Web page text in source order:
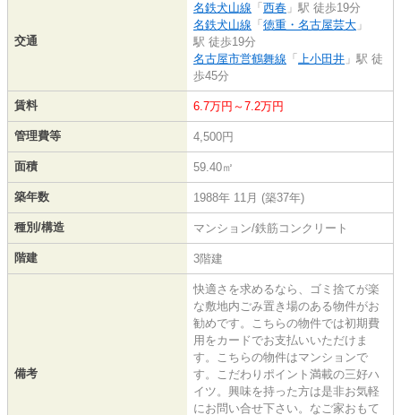
交通
名鉄犬山線 「 西春 」駅 徒歩19分
名鉄犬山線 「 徳重・名古屋芸大 」
駅 徒歩19分
名古屋市営鶴舞線 「 上小田井 」駅 徒
歩45分
賃料 6.7万円～7.2万円
管理費等 4,500円
面積 59.40㎡
築年数 1988年 11月 (築37年)
種別/構造 マンション/鉄筋コンクリート
階建 3階建
備考
快適さを求めるなら、ゴミ捨てが楽
な敷地内ごみ置き場のある物件がお
勧めです。こちらの物件では初期費
用をカードでお支払いいただけま
す。こちらの物件はマンションで
す。こだわりポイント満載の三好ハ
イツ。興味を持った方は是非お気軽
にお問い合せ下さい。なご家おもて